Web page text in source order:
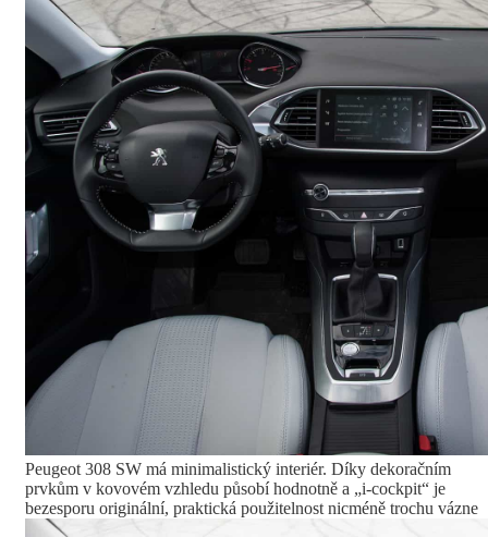
Peugeot 308 SW má minimalistický interiér. Díky dekoračním
prvkům v kovovém vzhledu působí hodnotně a „i-cockpit“ je
bezesporu originální, praktická použitelnost nicméně trochu vázne